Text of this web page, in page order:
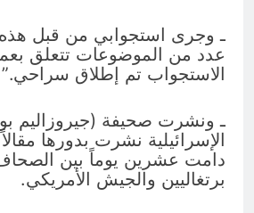
ـ وجرى استجوابي من قبل
عدد من الموضوعات تتعلق
الاستجواب تم إطلاق سراحي.”
ـ ونشرت صحيفة (جيروزاليم
الإسرائيلية نشرت بدورها
دامت عشرين يوماً بين
برتغاليين والجيش الأمريكي.